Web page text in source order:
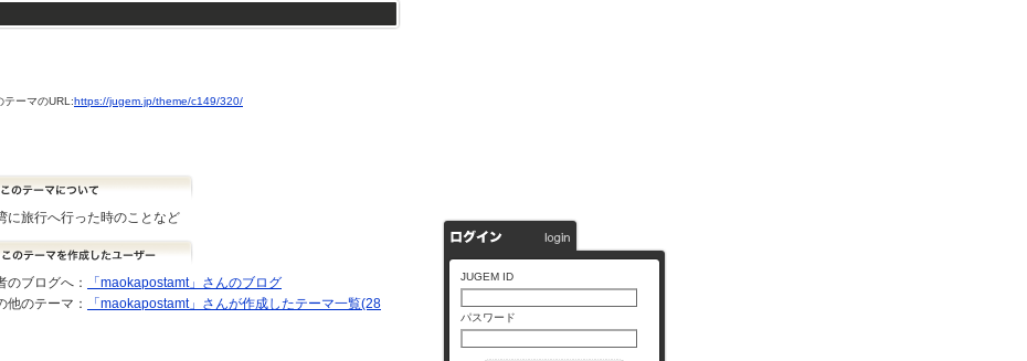
テーマのURL:https://jugem.jp/theme/c149/320/
に旅行へ行った時のことなど
のブログへ：
「maokapostamt」さんのブログ
他のテーマ：
「maokapostamt」さんが作成したテーマ一覧(28
JUGEM ID
パスワード